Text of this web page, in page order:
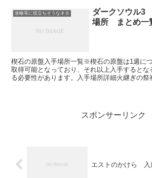
攻略等に役立ちそうなネタ
ダークソウル3
場所 まとめ一
楔石の原盤入手場所一覧※楔石の原盤は1週に
取得可能となっており、それ以上入手するとな
る必要性があります。入手場所詳細火継ぎの祭
スポンサーリンク
エストのかけら